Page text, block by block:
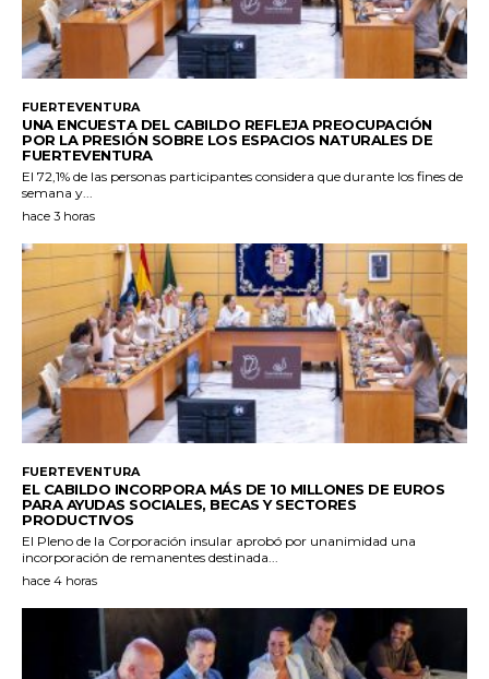
FUERTEVENTURA
UNA ENCUESTA DEL CABILDO REFLEJA PREOCUPACIÓN
POR LA PRESIÓN SOBRE LOS ESPACIOS NATURALES DE
FUERTEVENTURA
El 72,1% de las personas participantes considera que durante los fines de
semana y...
hace 3 horas
FUERTEVENTURA
EL CABILDO INCORPORA MÁS DE 10 MILLONES DE EUROS
PARA AYUDAS SOCIALES, BECAS Y SECTORES
PRODUCTIVOS
El Pleno de la Corporación insular aprobó por unanimidad una
incorporación de remanentes destinada...
hace 4 horas